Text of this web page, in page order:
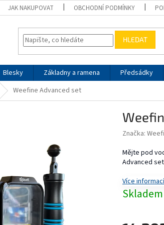
JAK NAKUPOVAT OBCHODNÍ PODMÍNKY
HLEDAT
Blesky Základny a ramena Předsádky
Weefine Advanced set
Značka:
Mějte pod
Advanced
Více
Skladem